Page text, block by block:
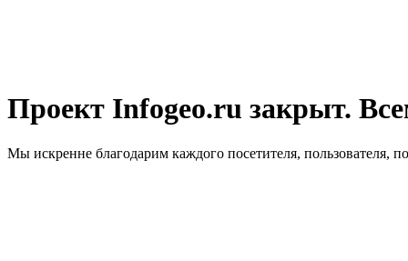
Проект Infogeo.ru закрыт.
Мы искренне благодарим каждого посетителя, пользователя,